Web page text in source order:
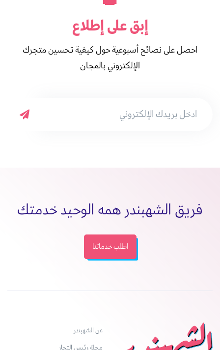
إبق علىإطلاع
احصل على نصائح أسبوعية حول كيفية تحسين متجرك
الإلكتروني بالمجان
فريق الشهبندر همه الوحيد خدمتك
اطلب خدماتنا
عن الشهبندر
مجلة رئيس التجار